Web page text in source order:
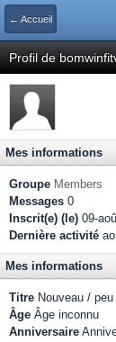
← Accueil
Profil de
Mes informations
Groupe Members
Messages 0
Inscrit(e) (le) 09-
Dernière activité
Mes informations
Titre Nouveau /
Âge Âge inconnu
Anniversaire